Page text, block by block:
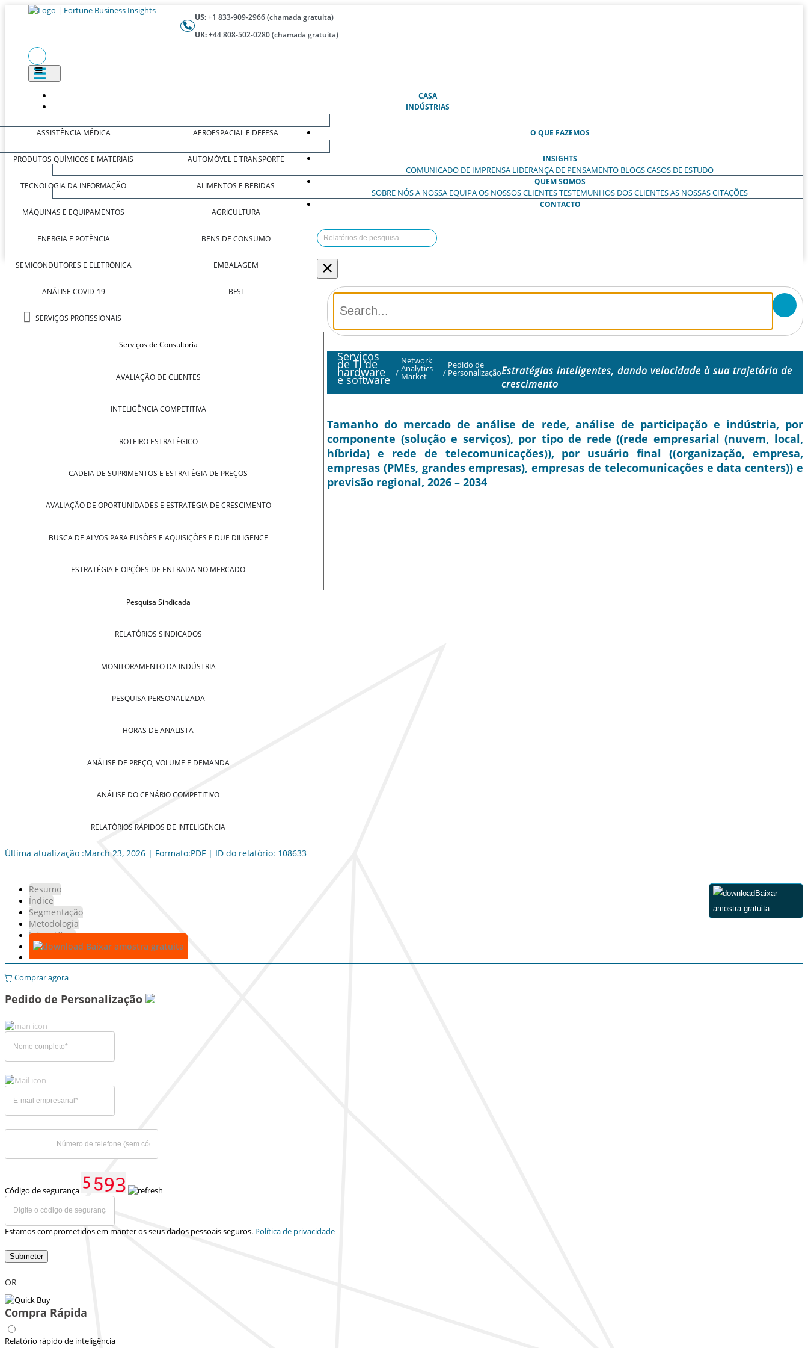
US:+1 833-909-2966 (chamada gratuita)
UK:+44 808-502-0280 (chamada gratuita)
CASA(ATUAL)
INDÚSTRIAS
ASSISTÊNCIA MÉDICA
PRODUTOS QUÍMICOS E MATERIAIS
TECNOLOGIA DA INFORMAÇÃO
MÁQUINAS E EQUIPAMENTOS
ENERGIA E POTÊNCIA
SEMICONDUTORES E ELETRÓNICA
ANÁLISE COVID-19
SERVIÇOS PROFISSIONAIS
AEROESPACIAL E DEFESA
AUTOMÓVEL E TRANSPORTE
ALIMENTOS E BEBIDAS
AGRICULTURA
BENS DE CONSUMO
EMBALAGEM
BFSI
O QUE FAZEMOS
Serviços de Consultoria
AVALIAÇÃO DE CLIENTES
INTELIGÊNCIA COMPETITIVA
ROTEIRO ESTRATÉGICO
CADEIA DE SUPRIMENTOS E ESTRATÉGIA DE PREÇOS
AVALIAÇÃO DE OPORTUNIDADES E ESTRATÉGIA DE CRESCIMENTO
BUSCA DE ALVOS PARA FUSÕES E AQUISIÇÕES E DUE DILIGENCE
ESTRATÉGIA E OPÇÕES DE ENTRADA NO MERCADO
Pesquisa Sindicada
RELATÓRIOS SINDICADOS
MONITORAMENTO DA INDÚSTRIA
PESQUISA PERSONALIZADA
HORAS DE ANALISTA
ANÁLISE DE PREÇO, VOLUME E DEMANDA
ANÁLISE DO CENÁRIO COMPETITIVO
RELATÓRIOS RÁPIDOS DE INTELIGÊNCIA
INSIGHTS
COMUNICADO DE IMPRENSA LIDERANÇA DE PENSAMENTO BLOGSCASOS DE ESTUDO
QUEM SOMOS
SOBRE NÓSA NOSSA EQUIPAOS NOSSOS CLIENTESTESTEMUNHOS DOS CLIENTESAS NOSSAS CITAÇÕES
CONTACTO
×
Serviços
de TI de
hardware
e software /
Network
Analytics
Market /
Pedido de
PersonalizaçãoEstratégias inteligentes, dando velocidade à sua trajetória de
crescimento
Tamanho do mercado de análise de rede, análise de participação e indústria, por
componente (solução e serviços), por tipo de rede ((rede empresarial (nuvem, local,
híbrida) e rede de telecomunicações)), por usuário final ((organização, empresa,
empresas (PMEs, grandes empresas), empresas de telecomunicações e data centers)) e
previsão regional, 2026 – 2034
Última atualização :March 23, 2026 | Formato:PDF | ID do relatório: 108633
Resumo
Índice
Segmentação
Metodologia
Infográficos
Baixar amostra gratuita
Baixar
amostra gratuita
Comprar agora
Pedido de Personalização
Código de segurança
Estamos comprometidos em manter os seus dados pessoais seguros. Política de privacidade
Submeter
OR
Compra Rápida
Relatório rápido de inteligência